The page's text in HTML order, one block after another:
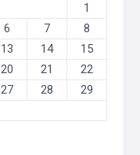
1
6 7
8
13 14
15
20 21
22
27 28
29